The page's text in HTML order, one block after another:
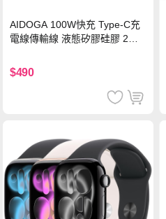
AIDOGA 100W快充 Type-C充
電線傳輸線 液態矽膠硅膠 2M
$490